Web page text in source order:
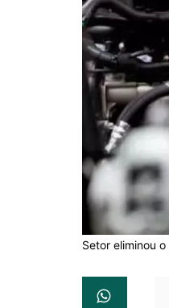
Setor eliminou